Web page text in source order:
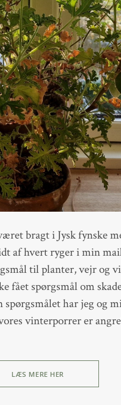
bragt i Jysk fynske
af hvert ryger i min
til planter, vejr og
fået spørgsmål om
spørgsmålet har jeg og
vinterporrer er
LÆS MERE HER